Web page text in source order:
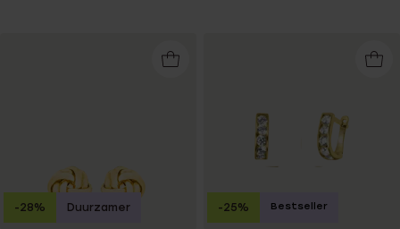
-28% Duurzamer -25% Bestseller